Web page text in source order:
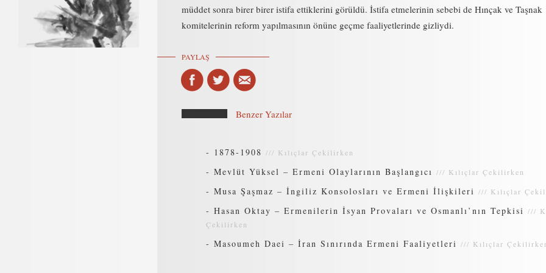
müddet sonra birer birer istifa ettiklerini görüldü. İstifa etmelerinin sebebi de Hınçak ve Taşnak
komitelerinin reform yapılmasının önüne geçme faaliyetlerinde gizliydi.
PAYLAŞ
Benzer Yazılar
- 1878-1908 /// Kılıçlar Çekilirken
- Mevlüt Yüksel – Ermeni Olaylarının Başlangıcı /// Kılıçlar Çekilirken
- Musa Şaşmaz – İngiliz Konsolosları ve Ermeni İlişkileri /// Kılıçlar
- Hasan Oktay – Ermenilerin İsyan Provaları ve Osmanlı’nın Tepkisi ///
Çekilirken
- Masoumeh Daei – İran Sınırında Ermeni Faaliyetleri /// Kılıçlar